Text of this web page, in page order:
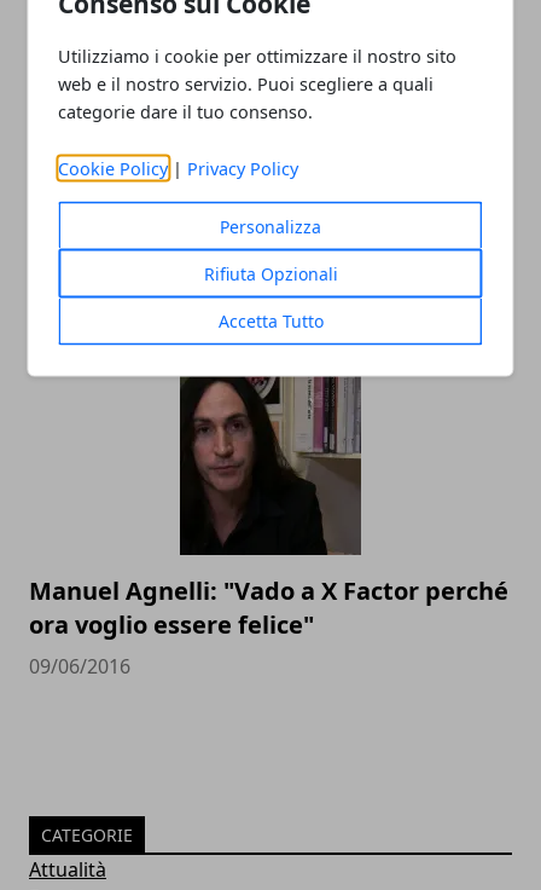
Utilizziamo i cookie per ottimizzare il nostro sito
web e il nostro servizio. Puoi scegliere a quali
categorie dare il tuo consenso.
Cookie Policy | Privacy Policy
Personalizza
Rifiuta Opzionali
Accetta Tutto
Tom Hanks, dieci anni di cinema, di
talento e di passione
Manuel Agnelli: "Vado a X Factor perché
ora voglio essere felice"
09/06/2016
CATEGORIE
Attualità